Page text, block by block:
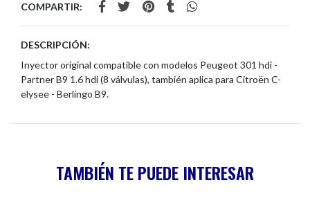
COMPARTIR:
DESCRIPCIÓN:
Inyector original compatible con modelos Peugeot 301 hdi -
Partner B9 1.6 hdi (8 válvulas), también aplica para Citroën C-
elysee - Berlingo B9.
TAMBIÉN TE PUEDE INTERESAR